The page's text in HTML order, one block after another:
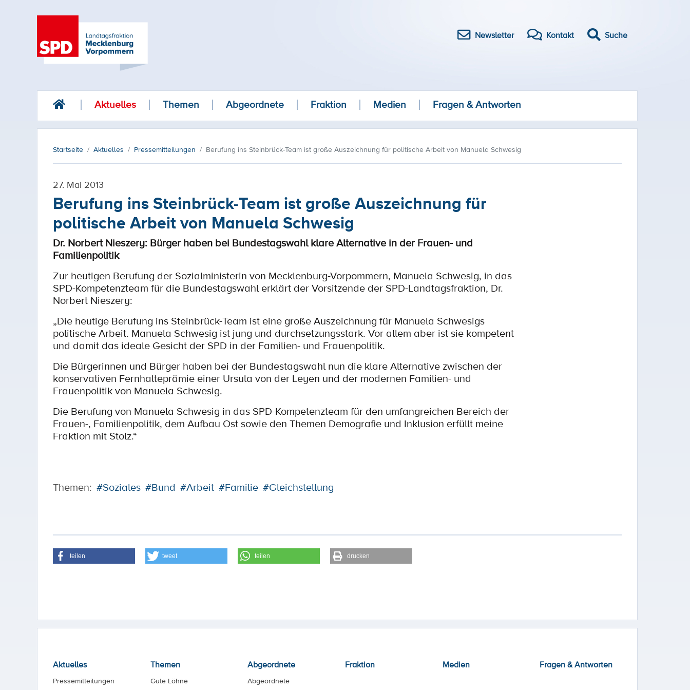
Newsletter Kontakt Suche
Aktuelles Themen Abgeordnete Fraktion Medien Fragen & Antworten
Startseite Aktuelles Pressemitteilungen Berufung ins Steinbrück-Team ist große Auszeichnung für politische Arbeit von Manuela Schwesig
27. Mai 2013
Berufung ins Steinbrück-Team ist große Auszeichnung für
politische Arbeit von Manuela Schwesig
Dr. Norbert Nieszery: Bürger haben bei Bundestagswahl klare Alternative in der Frauen- und
Familienpolitik
Zur heutigen Berufung der Sozialministerin von Mecklenburg-Vorpommern, Manuela Schwesig, in das
SPD-Kompetenzteam für die Bundestagswahl erklärt der Vorsitzende der SPD-Landtagsfraktion, Dr.
Norbert Nieszery:
„Die heutige Berufung ins Steinbrück-Team ist eine große Auszeichnung für Manuela Schwesigs
politische Arbeit. Manuela Schwesig ist jung und durchsetzungsstark. Vor allem aber ist sie kompetent
und damit das ideale Gesicht der SPD in der Familien- und Frauenpolitik.
Die Bürgerinnen und Bürger haben bei der Bundestagswahl nun die klare Alternative zwischen der
konservativen Fernhalteprämie einer Ursula von der Leyen und der modernen Familien- und
Frauenpolitik von Manuela Schwesig.
Die Berufung von Manuela Schwesig in das SPD-Kompetenzteam für den umfangreichen Bereich der
Frauen-, Familienpolitik, dem Aufbau Ost sowie den Themen Demografie und Inklusion erfüllt meine
Fraktion mit Stolz.“
Themen: #Soziales #Bund #Arbeit #Familie #Gleichstellung
teilen tweet teilen drucken
Aktuelles
Pressemitteilungen
Themen
Gute Löhne
Abgeordnete
Abgeordnete
Fraktion Medien Fragen & Antworten